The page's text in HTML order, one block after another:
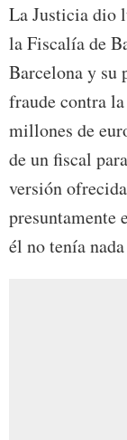
La Justicia dio
la Fiscalía de
Barcelona y su
fraude contra
millones de
de un fiscal
versión
presuntamente
él no tenía